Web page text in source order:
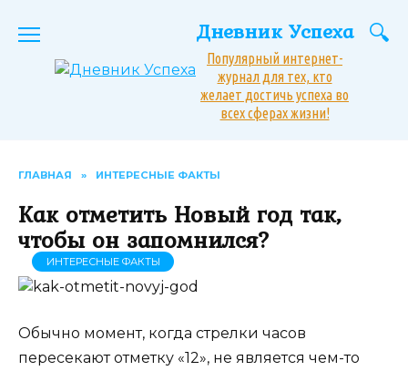
Дневник Успеха
Популярный интернет-
журнал для тех, кто
желает достичь успеха во
всех сферах жизни!
ГЛАВНАЯ » ИНТЕРЕСНЫЕ ФАКТЫ
Как отметить Новый год так,
чтобы он запомнился?
ИНТЕРЕСНЫЕ ФАКТЫ
Обычно момент, когда стрелки часов
пересекают отметку «12», не является чем-то